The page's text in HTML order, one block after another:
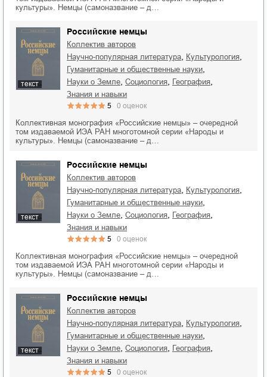
культуры». Немцы (самоназвание – д…
текст
Российские немцы
Коллектив авторов
научно-популярная литература
культурология
гуманитарные и общественные науки
науки о Земле социология география
знания и навыки
5 0 оценок
Коллективная монография «Российские немцы» – очередной
том издаваемой ИЭА РАН многотомной серии «Народы и
культуры». Немцы (самоназвание – д…
текст
Российские немцы
Коллектив авторов
научно-популярная литература
культурология
гуманитарные и общественные науки
науки о Земле социология география
знания и навыки
5 0 оценок
Коллективная монография «Российские немцы» – очередной
том издаваемой ИЭА РАН многотомной серии «Народы и
культуры». Немцы (самоназвание – д…
текст
Российские немцы
Коллектив авторов
научно-популярная литература
культурология
гуманитарные и общественные науки
науки о Земле социология география
знания и навыки
5 0 оценок